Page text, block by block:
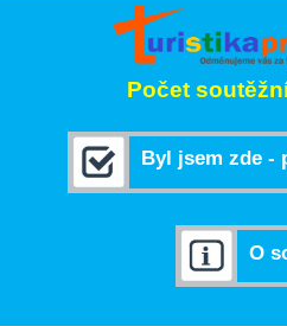
Počet
Byl jsem zde -
O